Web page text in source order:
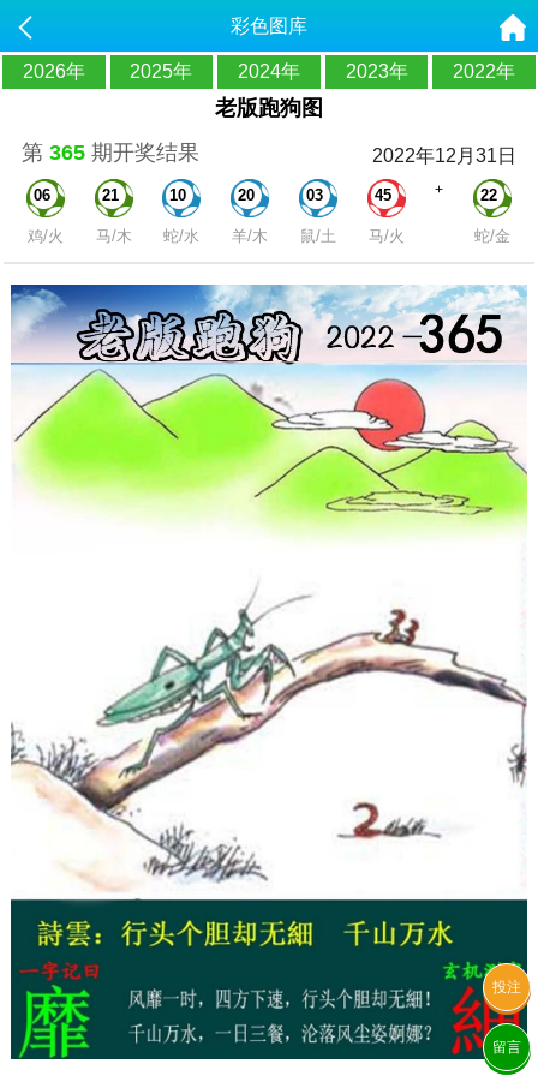
彩色图库
2026年 2025年 2024年 2023年 2022年
老版跑狗图
第 365期开奖结果 2022年12月31日
06
鸡/火
21
马/木
10
蛇/水
20
羊/木
03
鼠/土
45
马/火
+ 22
蛇/金
投注
留言